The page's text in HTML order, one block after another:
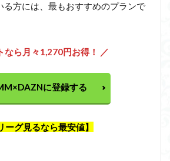
る方には、最もおすすめのプランで
なら月々1,270円お得！ ／
に登録する
ーグ見るなら最安値】